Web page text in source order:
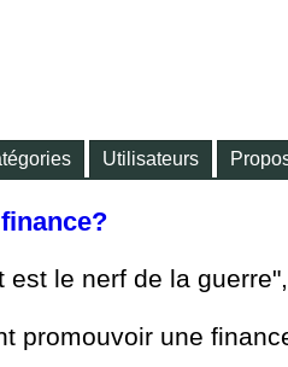
Utilisateurs
est le nerf de la
promouvoir une